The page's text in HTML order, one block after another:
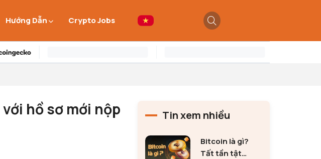
Hướng Dẫn Crypto Jobs
hồ sơ mới nộp
Tin xem nhiều
Bitcoin là gì?
Tất tần tật